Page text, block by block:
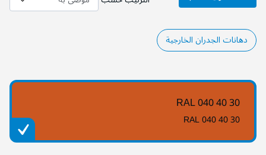
دهانات الجدران الخارجية
RAL 040 40 30
RAL 040 40 30